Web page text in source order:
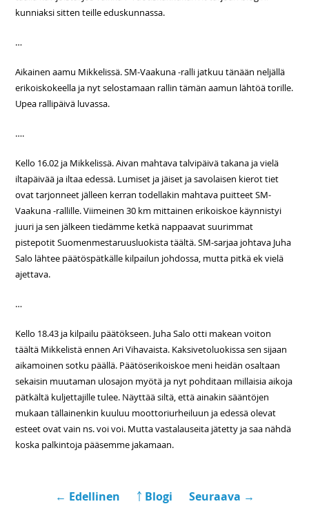
kunniaksi sitten teille eduskunnassa.
…
Aikainen aamu Mikkelissä. SM-Vaakuna -ralli jatkuu tänään neljällä
erikoiskokeella ja nyt selostamaan rallin tämän aamun lähtöä torille.
Upea rallipäivä luvassa.
….
Kello 16.02 ja Mikkelissä. Aivan mahtava talvipäivä takana ja vielä
iltapäivää ja iltaa edessä. Lumiset ja jäiset ja savolaisen kierot tiet
ovat tarjonneet jälleen kerran todellakin mahtava puitteet SM-
Vaakuna -rallille. Viimeinen 30 km mittainen erikoiskoe käynnistyi
juuri ja sen jälkeen tiedämme ketkä nappaavat suurimmat
pistepotit Suomenmestaruusluokista täältä. SM-sarjaa johtava Juha
Salo lähtee päätöspätkälle kilpailun johdossa, mutta pitkä ek vielä
ajettava.
…
Kello 18.43 ja kilpailu päätökseen. Juha Salo otti makean voiton
täältä Mikkelistä ennen Ari Vihavaista. Kaksivetoluokissa sen sijaan
aikamoinen sotku päällä. Päätöserikoiskoe meni heidän osaltaan
sekaisin muutaman ulosajon myötä ja nyt pohditaan millaisia aikoja
pätkältä kuljettajille tulee. Näyttää siltä, että ainakin sääntöjen
mukaan tällainenkin kuuluu moottoriurheiluun ja edessä olevat
esteet ovat vain ns. voi voi. Mutta vastalauseita jätetty ja saa nähdä
koska palkintoja pääsemme jakamaan.
← Edellinen ￪ Blogi Seuraava →